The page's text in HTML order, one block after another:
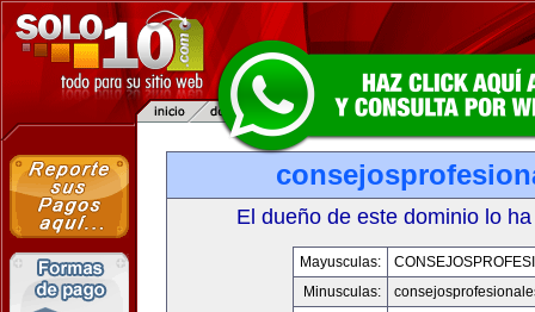
El dueño de este dominio lo
Mayusculas:
Minusculas: